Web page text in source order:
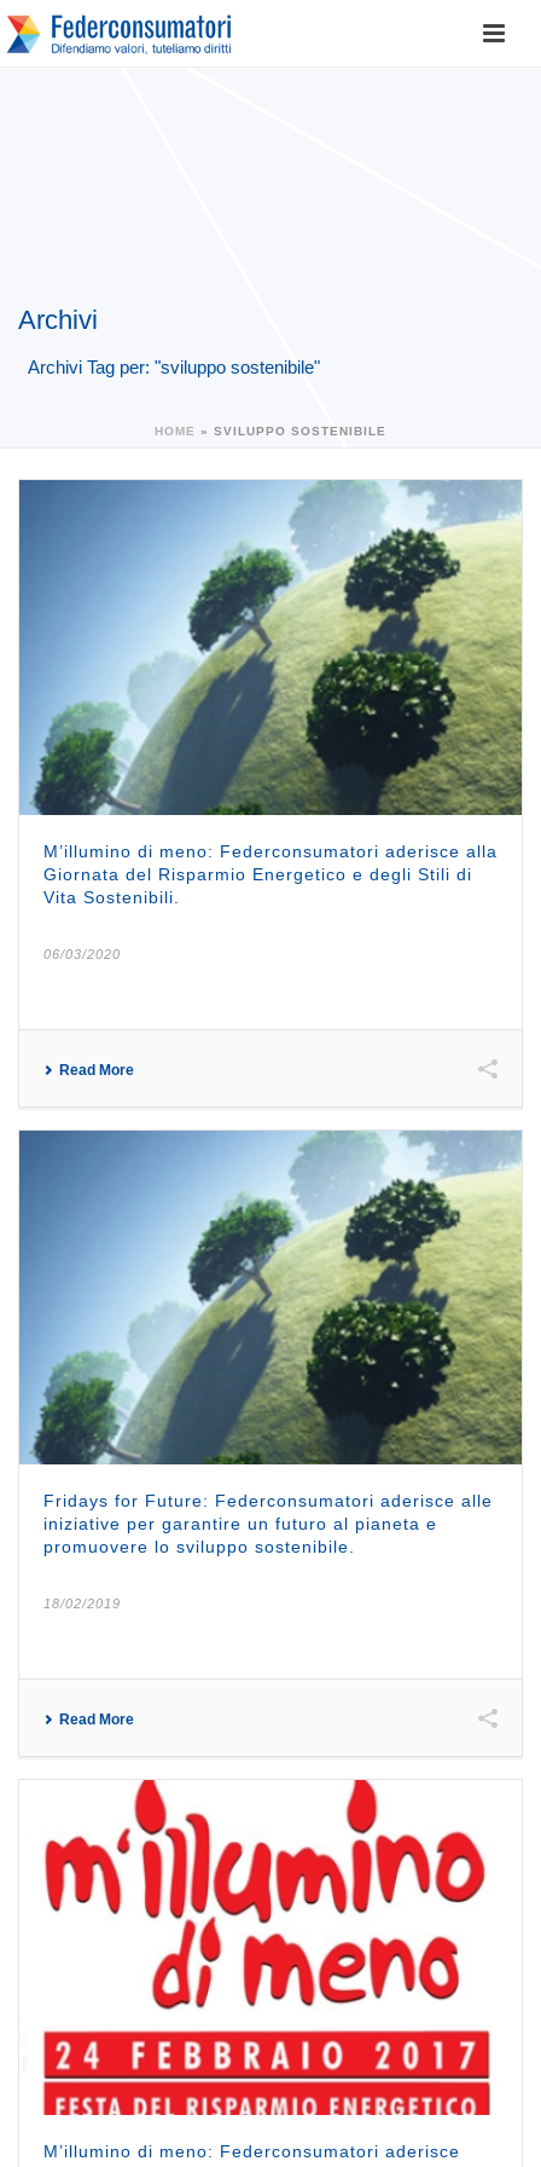
Archivi
Archivi Tag per: "sviluppo sostenibile"
HOME » SVILUPPO SOSTENIBILE
M’illumino di meno: Federconsumatori aderisce alla
Giornata del Risparmio Energetico e degli Stili di
Vita Sostenibili.
06/03/2020
Read More
Fridays for Future: Federconsumatori aderisce alle
iniziative per garantire un futuro al pianeta e
promuovere lo sviluppo sostenibile.
18/02/2019
Read More
M’illumino di meno: Federconsumatori aderisce